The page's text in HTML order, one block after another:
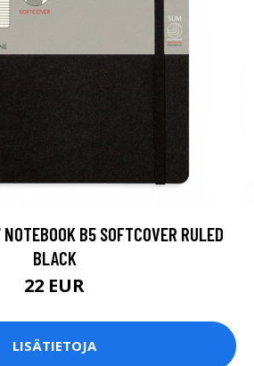
B5 SOFTCOVER RULED
BLACK
22 EUR
LISÄTIETOJA